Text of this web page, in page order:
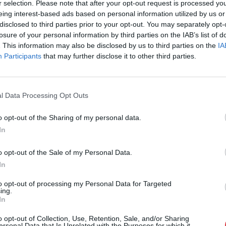
selection. Please note that after your opt-out request is processed
interest-based ads based on personal information utilized by us
to third parties prior to your opt-out. You may separately
of your personal information by third parties on the IAB’s list of
This information may also be disclosed by us to third parties on the
Participants that may further disclose it to other third parties.
Data Processing Opt Outs
opt-out of the Sharing of my personal data.
opt-out of the Sale of my Personal Data.
opt-out of processing my Personal Data for Targeted
opt-out of Collection, Use, Retention, Sale, and/or Sharing
1055,
Telefon: 061/
Weboldal:
GALÉRIA TOVÁBBI MŰTÁRGYAI